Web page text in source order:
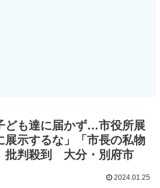
ども達に届かず…市役所展
展示するな」「市長の私物
批判殺到 大分・別府市
2024.01.25